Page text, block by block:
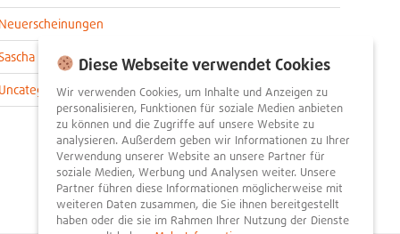
Neuerscheinungen
im lit:blog
Uncategorized
Diese Webseite verwendet Cookies
Wir verwenden Cookies, um Inhalte und Anzeigen zu
personalisieren, Funktionen für soziale Medien anbieten
zu können und die Zugriffe auf unsere Website zu
analysieren. Außerdem geben wir Informationen zu Ihrer
Verwendung unserer Website an unsere Partner für
soziale Medien, Werbung und Analysen weiter. Unsere
Partner führen diese Informationen möglicherweise mit
weiteren Daten zusammen, die Sie ihnen bereitgestellt
haben oder die sie im Rahmen Ihrer Nutzung der Dienste